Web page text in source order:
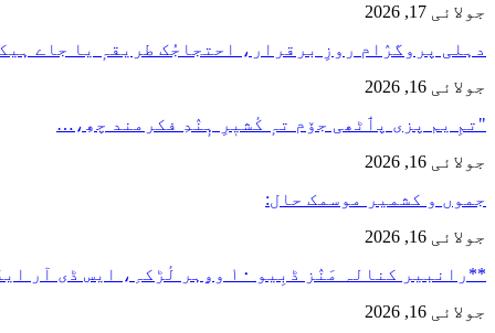
جولائی 17, 2026
دہلی پروگرٛام روزِ برقرار، احتجاجُک طریقہٕ یا جاے
جولائی 16, 2026
"تمِ یم پزی پٲٹھی جۆم تہٕ کٔشیٖرِ ہٕنٛدِ فکرمند چھِ،…
جولائی 16, 2026
جموں و کشمیر موسمک حال:
جولائی 16, 2026
**رانبیر کنالہ مَنٛز ڈبِیو ۱۰ وۄہر لٔڑکہِ، ایس ڈی آر ایفَن…
جولائی 16, 2026